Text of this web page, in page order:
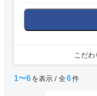
こだわ
1〜6を表示 / 全6件